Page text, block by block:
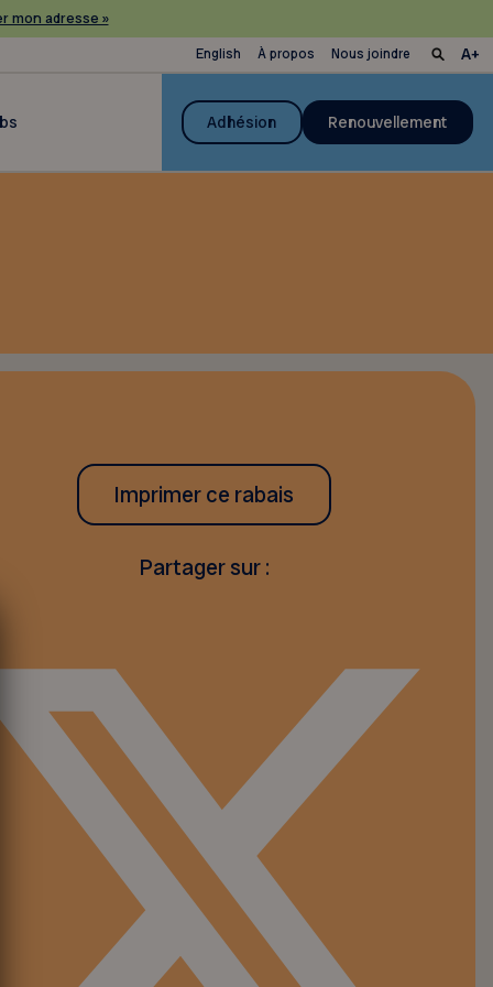
mon adresse »
English À propos Nous joindre
Adhésion Renouvellement
Imprimer ce rabais
Partager sur :